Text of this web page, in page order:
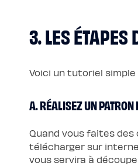
3. LES ÉTAPES
Voici un tutoriel simple
A. RÉALISEZ UN PATRON
Quand vous faites des
télécharger sur
vous servira à